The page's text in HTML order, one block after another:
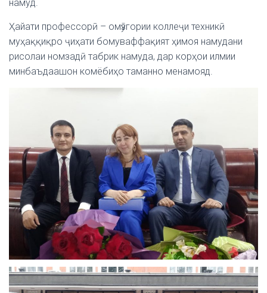
намуд.
Ҳайати профессорӣ – омӯзгории коллеҷи техникӣ
муҳаққиқро ҷиҳати бомуваффақият ҳимоя намудани
рисолаи номзадӣ табрик намуда, дар корҳои илмии
минбаъдаашон комёбиҳо таманно менамояд.